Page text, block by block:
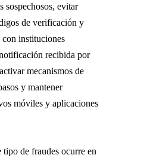
sospechosos, evitar
de verificación y
instituciones
recibida por
mecanismos de
y mantener
móviles y aplicaciones
de fraudes ocurre en